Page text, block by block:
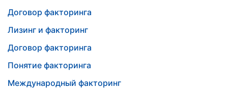
Договор факторинга
Лизинг и факторинг
Договор факторинга
Понятие факторинга
Международный факторинг